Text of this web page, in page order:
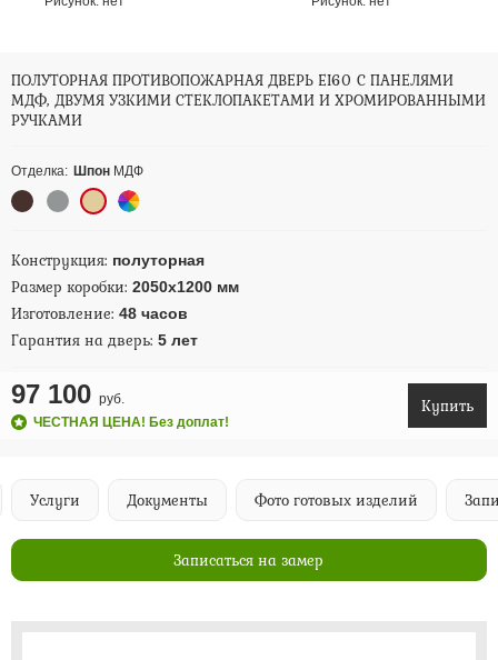
ПОЛУТОРНАЯ ПРОТИВОПОЖАРНАЯ ДВЕРЬ EI60 С ПАНЕЛЯМИ
МДФ, ДВУМЯ УЗКИМИ СТЕКЛОПАКЕТАМИ И ХРОМИРОВАННЫМИ
РУЧКАМИ
Отделка: Шпон МДФ
Конструкция: полуторная
Размер коробки: 2050х1200 мм
Изготовление: 48 часов
Гарантия на дверь: 5 лет
97 100 руб.
ЧЕСТНАЯ ЦЕНА! Без доплат!
Купить
Услуги Документы Фото готовых изделий
Записаться на замер